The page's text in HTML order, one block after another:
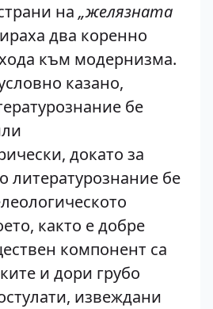
на „желязната
два коренно
към модернизма.
казано,
бе
докато за
литературознание бе
както е добре
компонент са
и дори грубо
извеждани